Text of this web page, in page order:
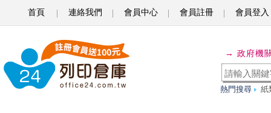
首頁 連絡我們 會員中心 會員註冊 會員登入
棉
膠
→ 政府機
熱門搜尋 紙